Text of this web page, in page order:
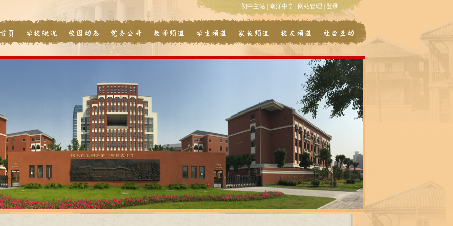
初中主站 南洋中学 网站管理 登录
页 学校概况 校园动态 党务公开 教师频道 学生频道 家长频道 校友频道 社会互动